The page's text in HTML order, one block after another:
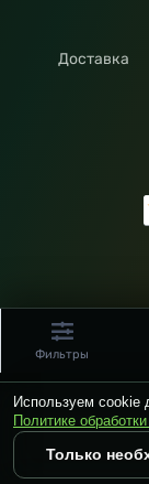
Доставка
Фильтры
Используем cookie
Политике
Только